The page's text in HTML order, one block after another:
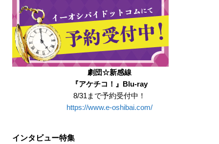
劇団☆新感線
『アケチコ！』Blu-ray
8/31まで予約受付中！
https://www.e-oshibai.com/
インタビュー特集